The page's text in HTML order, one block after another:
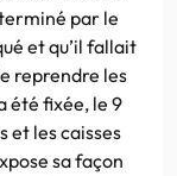
par le
et qu’il fallait
reprendre les
été fixée, le 9
et les caisses
sa façon